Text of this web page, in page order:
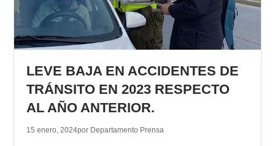
LEVE BAJA EN ACCIDENTES DE
TRÁNSITO EN 2023 RESPECTO
AL AÑO ANTERIOR.
15 enero, 2024por Departamento Prensa